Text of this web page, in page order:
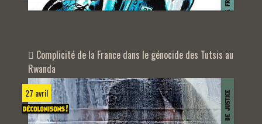
Complicité de la France dans le génocide des Tutsis au
Rwanda
27 avril